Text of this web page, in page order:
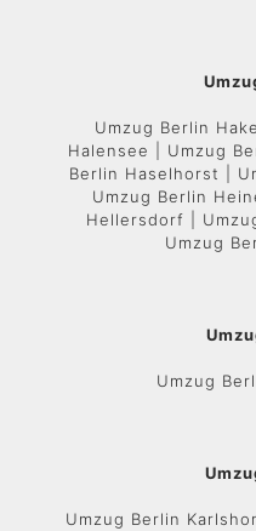
Umzug Berlin
Halensee | Umzug
Berlin Haselhorst |
Umzug Berlin
Hellersdorf |
Umzug
Umzug
Umzug Berlin